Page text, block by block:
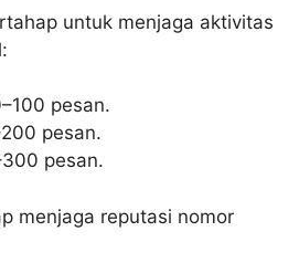
untuk menjaga aktivitas
pesan.
pesan.
pesan.
menjaga reputasi nomor